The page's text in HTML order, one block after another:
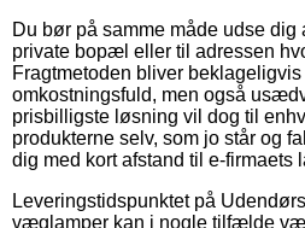
Du bør på samme måde udse dig
private bopæl eller til adressen
Fragtmetoden bliver
omkostningsfuld, men også
prisbilligste løsning vil dog til
produkterne selv, som jo står og
dig med kort afstand til e-firmaets
Leveringstidspunktet på
væglamper kan i nogle tilfælde